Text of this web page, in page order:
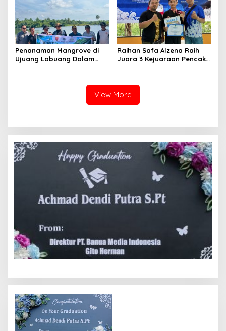
Penanaman Mangrove di
Ujuang Labuang Dalam
Raihan Safa Alzena Raih
Juara 3 Kejuaraan Pencak
View More